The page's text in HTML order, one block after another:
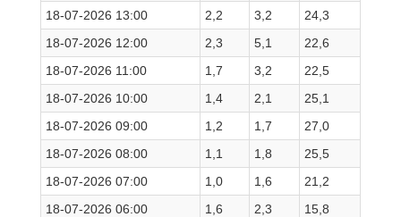
18-07-2026 13:00
2,2 3,2
24,3
18-07-2026 12:00
2,3 5,1
22,6
18-07-2026 11:00
1,7 3,2
22,5
18-07-2026 10:00
1,4 2,1
25,1
18-07-2026 09:00
1,2 1,7
27,0
18-07-2026 08:00
1,1 1,8
25,5
18-07-2026 07:00
1,0 1,6
21,2
18-07-2026 06:00
1,6 2,3
15,8